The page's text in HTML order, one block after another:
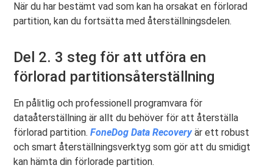
När du har bestämt vad som kan ha orsakat en förlorad
partition, kan du fortsätta med återställningsdelen.
Del 2. 3 steg för att utföra en
förlorad partitionsåterställning
En pålitlig och professionell programvara för
dataåterställning är allt du behöver för att återställa
förlorad partition.FoneDog Data Recoveryär ett robust
och smart återställningsverktyg som gör att du smidigt
kan hämta din förlorade partition.